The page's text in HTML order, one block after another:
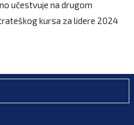
učestvuje na drugom
kursa za lidere 2024